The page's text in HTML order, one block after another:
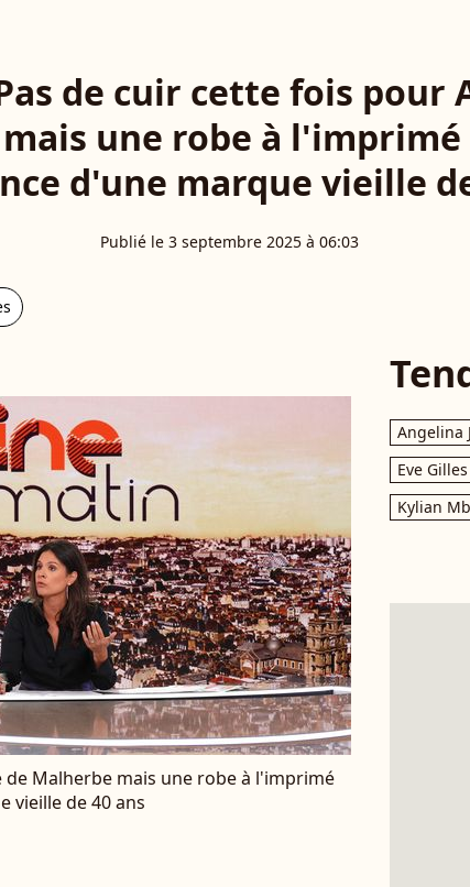
de cuir cette fois pour
une robe à l'imprimé
d'une marque vieille
Publié le 3 septembre 2025 à 06:03
Malherbe mais une robe à l'imprimé
vieille de 40 ans
Angelina
Eve
Kylian